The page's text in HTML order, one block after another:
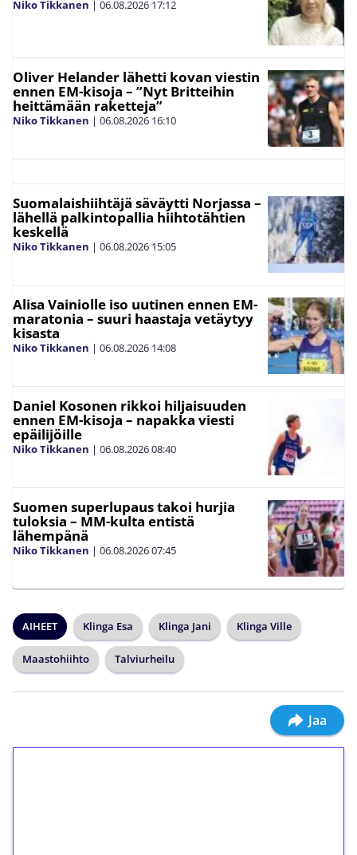
Niko Tikkanen | 06.08.2026 17:12
Oliver Helander lähetti kovan viestin
ennen EM-kisoja – ”Nyt Britteihin
heittämään raketteja”
Niko Tikkanen | 06.08.2026 16:10
Suomalaishiihtäjä säväytti Norjassa –
lähellä palkintopallia hiihtotähtien
keskellä
Niko Tikkanen | 06.08.2026 15:05
Alisa Vainiolle iso uutinen ennen EM-
maratonia – suuri haastaja vetäytyy
kisasta
Niko Tikkanen | 06.08.2026 14:08
Daniel Kosonen rikkoi hiljaisuuden
ennen EM-kisoja – napakka viesti
epäilijöille
Niko Tikkanen | 06.08.202608:40
Suomen superlupaus takoi hurjia
tuloksia – MM-kulta entistä
lähempänä
Niko Tikkanen | 06.08.202607:45
AIHEET Klinga Esa Klinga Jani Klinga Ville
Maastohiihto Talviurheilu
Jaa